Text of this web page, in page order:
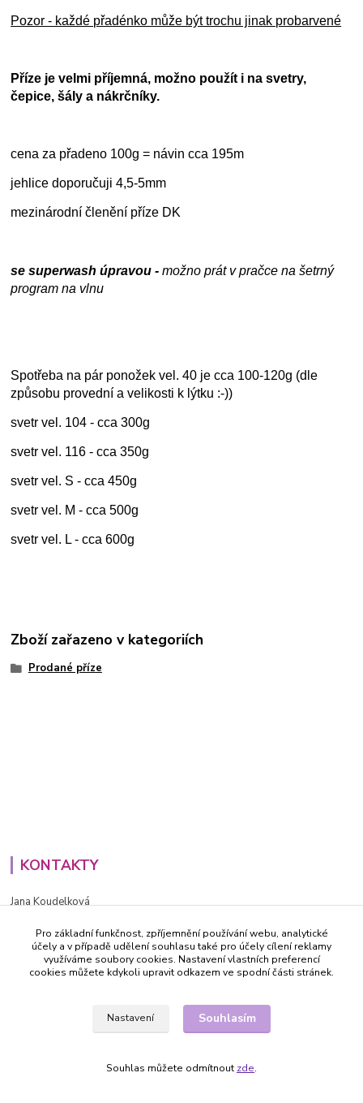
Pozor - každé přadénko může být trochu jinak probarvené
Příze je velmi příjemná, možno použít i na svetry,
čepice, šály a nákrčníky.
cena za přadeno 100g = návin cca 195m
jehlice doporučuji 4,5-5mm
mezinárodní členění příze DK
se superwash úpravou - možno prát v pračce na šetrný
program na vlnu
Spotřeba na pár ponožek vel. 40 je cca 100-120g (dle
způsobu provední a velikosti k lýtku :-))
svetr vel. 104 - cca 300g
svetr vel. 116 - cca 350g
svetr vel. S - cca 450g
svetr vel. M - cca 500g
svetr vel. L - cca 600g
Zboží zařazeno v kategoriích
Prodané příze
KONTAKTY
Jana Koudelková
PO - PÁ (8-16h)
info@decida.cz
Pro základní funkčnost, zpříjemnění používání webu, analytické
účely a v případě udělení souhlasu také pro účely cílení reklamy
využíváme soubory cookies. Nastavení vlastních preferencí
cookies můžete kdykoli upravit odkazem ve spodní části stránek.
Nastavení Souhlasím
Souhlas můžete odmítnout zde.